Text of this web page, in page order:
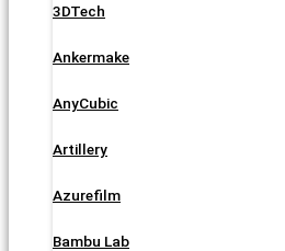
3DTech
Ankermake
AnyCubic
Artillery
Azurefilm
Bambu Lab